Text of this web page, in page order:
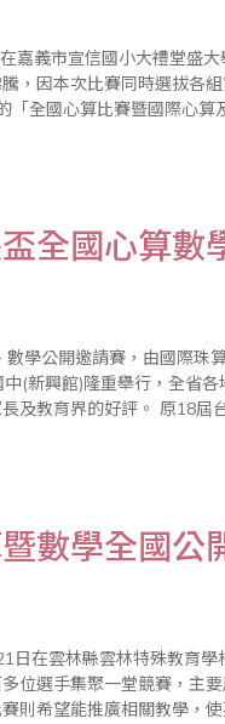
嘉義市宣信國小大禮堂盛
，因本次比賽同時選拔各
「全國心算比賽暨國際心
全國心算數
學公開邀請賽，由國際珠
(新興館)隆重舉行，全省
南市市長盃因縣市合併，正式改為
數學全國公
日在雲林縣雲林特殊教育
位選手集聚一堂競賽，主
則希望能推廣相關教學，